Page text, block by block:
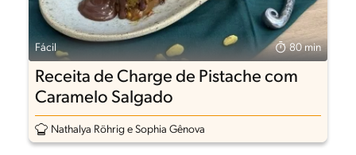
Fácil 80 min
Receita de Charge de Pistache com
Caramelo Salgado
Nathalya Röhrig e Sophia Gênova